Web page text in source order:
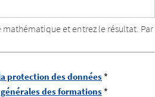
et entrez le résultat. Par
protection des données*
des formations*